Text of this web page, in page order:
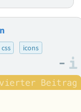
css icons
–